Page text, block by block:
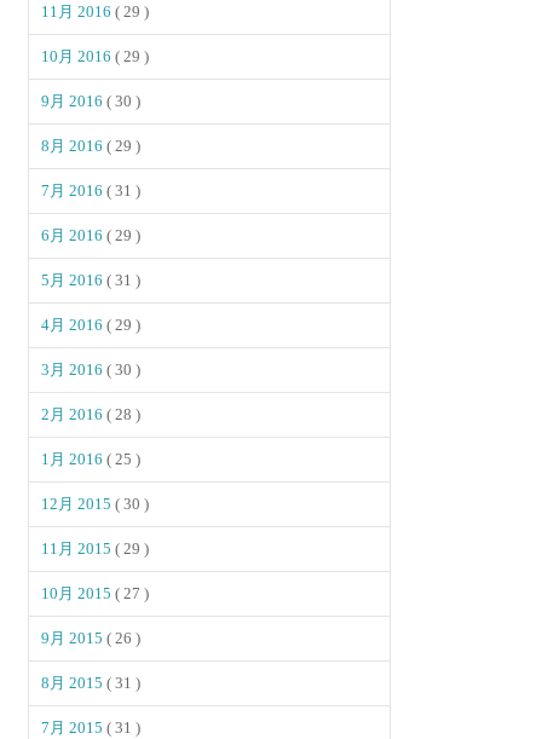
11月 2016( 29 )
10月 2016( 29 )
9月 2016( 30 )
8月 2016( 29 )
7月 2016( 31 )
6月 2016( 29 )
5月 2016( 31 )
4月 2016( 29 )
3月 2016( 30 )
2月 2016( 28 )
1月 2016( 25 )
12月 2015( 30 )
11月 2015( 29 )
10月 2015( 27 )
9月 2015( 26 )
8月 2015( 31 )
7月 2015( 31 )